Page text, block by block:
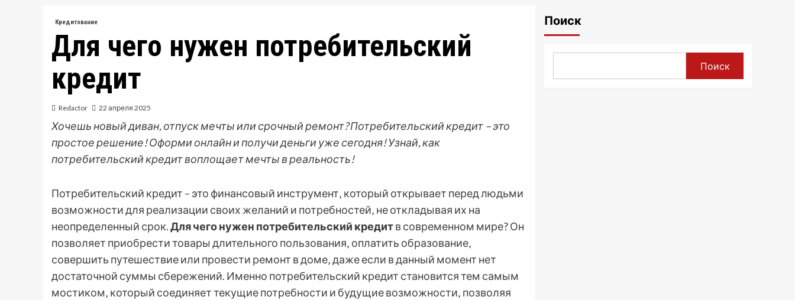
Кредитование
Для чего нужен потребительский
кредит
Redactor 22 апреля 2025
Хочешь новый диван, отпуск мечты или срочный ремонт? Потребительский кредит – это
простое решение! Оформи онлайн и получи деньги уже сегодня! Узнай, как
потребительский кредит воплощает мечты в реальность!
Потребительский кредит – это финансовый инструмент‚ который открывает перед людьми
возможности для реализации своих желаний и потребностей‚ не откладывая их на
неопределенный срок.Для чего нужен потребительский кредитв современном мире? Он
позволяет приобрести товары длительного пользования‚ оплатить образование‚
совершить путешествие или провести ремонт в доме‚ даже если в данный момент нет
достаточной суммы сбережений. Именно потребительский кредит становится тем самым
мостиком‚ который соединяет текущие потребности и будущие возможности‚ позволяя
Поиск
Поиск